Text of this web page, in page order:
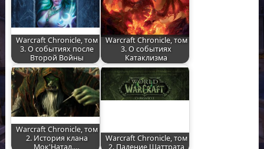
Warcraft Chronicle, том
3. О событиях после
Второй Войны
Warcraft Chronicle, том
3. О событиях
Катаклизма
Warcraft Chronicle, том
2. История клана
Мок'Натал.…
Warcraft Chronicle, том
2. Падение Шаттрата